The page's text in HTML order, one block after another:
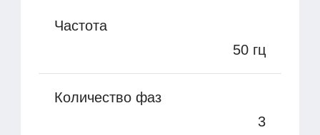
Частота
50 гц
Количество фаз
3